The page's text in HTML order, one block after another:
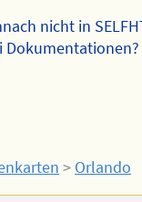
nicht in
> Orlando